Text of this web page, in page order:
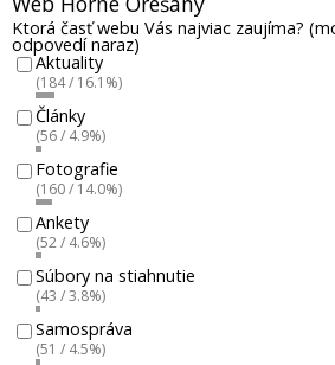
Ktorá časť webu Vás najviac zaujíma?
odpovedí naraz)
Aktuality
(184 / 16.1%)
Články
(56 / 4.9%)
Fotografie
(160 / 14.0%)
Ankety
(52 / 4.6%)
Súbory na stiahnutie
(43 / 3.8%)
Samospráva
(51 / 4.5%)